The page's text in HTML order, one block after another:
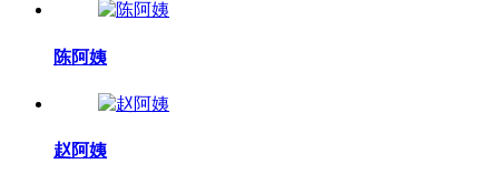
陈阿姨
赵阿姨